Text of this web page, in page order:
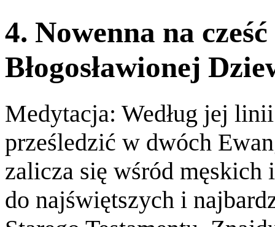
4. Nowenna na
Błogosławionej
Medytacja: Według jej
prześledzić w dwóch
zalicza się wśród męskich
do najświętszych i